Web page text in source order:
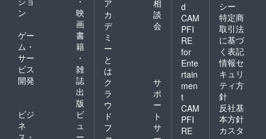
ン
映
画
ゲー
ム・
サー
ビス
開発
書
籍
・
雑
誌
出
版
ビジ
ネ
ビ
ュ
ア
カ
デ
ミ
ー
と
は
相
談
会
ク
ラ
ウ
ド
フ
サ
ポ
ー
ト
サ
d
CAM
PFI
RE
for
Ente
rtain
men
t
CAM
PFI
RE
シー
特定商
取引法
に基づ
く表記
情報セ
キュリ
ティ方
針
反社基
本方針
カスタ